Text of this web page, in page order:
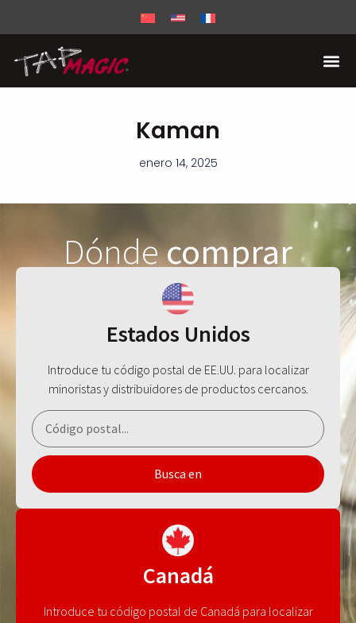
Kaman
enero 14, 2025
Dóndecomprar
Estados Unidos
Introduce tu código postal de EE.UU. para localizar
minoristas y distribuidores de productos cercanos.
Busca en
Canadá
Introduce tu código postal de Canadá para localizar